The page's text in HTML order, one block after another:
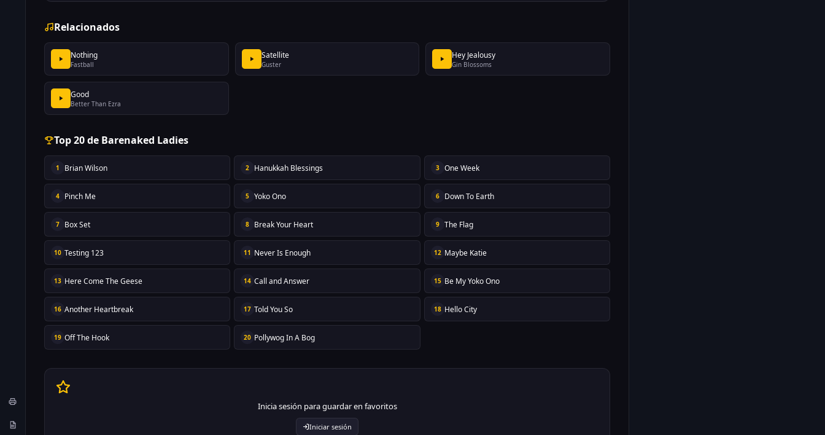
Relacionados
Nothing
Fastball
Satellite
Guster
Hey Jealousy
Gin Blossoms
Good
Better Than Ezra
Top 20 de Barenaked Ladies
1 Brian Wilson 2 Hanukkah Blessings 3 One Week
4 Pinch Me 5 Yoko Ono 6 Down To Earth
7 Box Set 8 Break Your Heart 9 The Flag
10 Testing 123 11 Never Is Enough 12 Maybe Katie
13 Here Come The Geese 14 Call and Answer 15 Be My Yoko Ono
16 Another Heartbreak 17 Told You So 18 Hello City
19 Off The Hook 20 Pollywog In A Bog
Inicia sesión para guardar en favoritos
Iniciar sesión